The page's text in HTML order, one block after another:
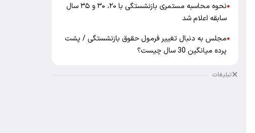
●
نحوه محاسبه مستمری بازنشستگی با ۲۰، ۳۰ و ۳۵ سال
سابقه اعلام شد
●مجلس به دنبال تغییر فرمول حقوق بازنشستگی / پشت
پرده میانگین 30 سال چیست؟
تبلیغات